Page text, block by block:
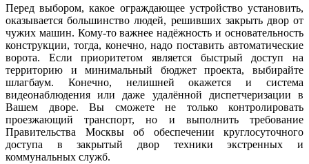
Перед выбором, какое ограждающее устройство установить,
оказывается большинство людей, решивших закрыть двор от
чужих машин. Кому-то важнее надёжность и основательность
конструкции, тогда, конечно, надо поставить автоматические
ворота. Если приоритетом является быстрый доступ на
территорию и минимальный бюджет проекта, выбирайте
шлагбаум. Конечно, нелишней окажется и система
видеонаблюдения или даже удалённой диспетчеризации в
Вашем дворе. Вы сможете не только контролировать
проезжающий транспорт, но и выполнить требование
Правительства Москвы об обеспечении круглосуточного
доступа в закрытый двор техники экстренных и
коммунальных служб.